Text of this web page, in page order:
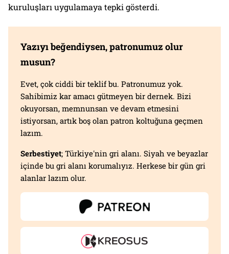
kuruluşları uygulamaya tepki gösterdi.
Yazıyı beğendiysen, patronumuz olur
musun?
Evet, çok ciddi bir teklif bu. Patronumuz yok.
Sahibimiz kar amacı gütmeyen bir dernek. Bizi
okuyorsan, memnunsan ve devam etmesini
istiyorsan, artık boş olan patron koltuğuna geçmen
lazım.
Serbestiyet; Türkiye'nin gri alanı. Siyah ve beyazlar
içinde bu gri alanı korumalıyız. Herkese bir gün gri
alanlar lazım olur.